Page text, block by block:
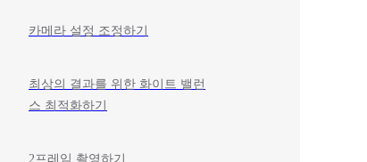
카메라 설정 조정하기
최상의 결과를 위한 화이트 밸런
스 최적화하기
2프레임 촬영하기